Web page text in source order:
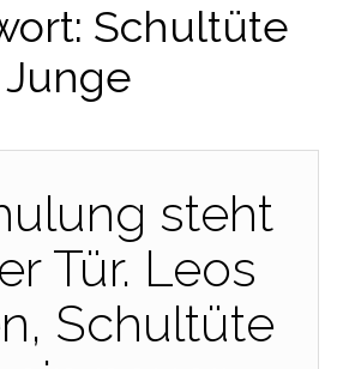
Schultüte
Junge
steht
Tür. Leos
Schultüte